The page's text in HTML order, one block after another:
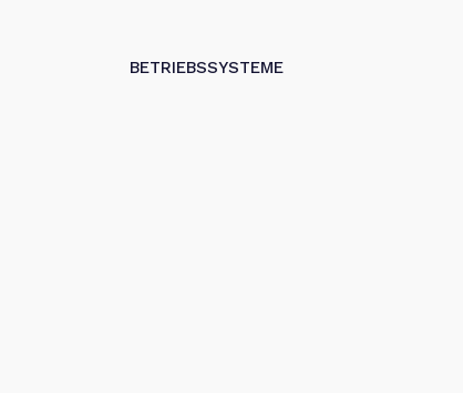
BETRIEBSSYSTEME